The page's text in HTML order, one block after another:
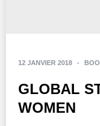
12 JANVIER 2018 -
GLOBAL
WOMEN